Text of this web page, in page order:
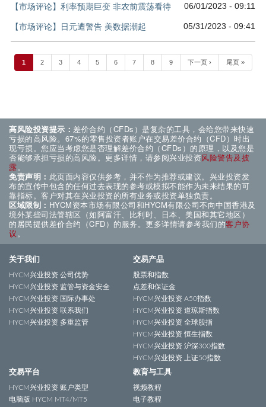
【市场评论】利率预期巨变 非农前震荡看待 06/01/2023 - 09:11
【市场评论】日元遭警告 美数据潮起 05/31/2023 - 09:41
1 2 3 4 5 6 7 8 9 下一页 › 尾页 »
高风险投资提示： 差价合约（CFDs）是复杂的工具，会给您带来快速
亏损的高风险。67%的零售投资者账户在交易差价合约（CFD）时出
现亏损。您应当考虑您是否理解差价合约（CFDs）的原理，以及您是
否能够承担亏损的高风险。更多详情，请参阅兴业投资风险警告及披
露。
免责声明： 此页面内容仅供参考，并不作为推荐或建议。兴业投资发
布的宣传中包含的任何过去表现的参考或模拟不能作为未来结果的可
靠指标。客户对其在兴业投资的所有业务或投资单独负责。
区域限制： HYCM资本市场有限公司和HYCM有限公司不向中国香港及
境外某些司法管辖区（如阿富汗、比利时、日本、美国和其它地区）
的居民提供差价合约（CFD）的服务。更多详情请参考我们的客户协
议。
关于我们
HYCM兴业投资 公司优势
HYCM兴业投资 监管与资金安全
HYCM兴业投资 国际办事处
HYCM兴业投资 联系我们
HYCM兴业投资 多重监管
交易产品
股票和指数
点差和保证金
HYCM兴业投资 A50指数
HYCM兴业投资 道琼斯指数
HYCM兴业投资 全球股指
HYCM兴业投资 恒生指数
HYCM兴业投资 沪深300指数
HYCM兴业投资 上证50指数
交易平台
HYCM兴业投资 账户类型
电脑版 HYCM MT4/MT5
教育与工具
视频教程
电子教程